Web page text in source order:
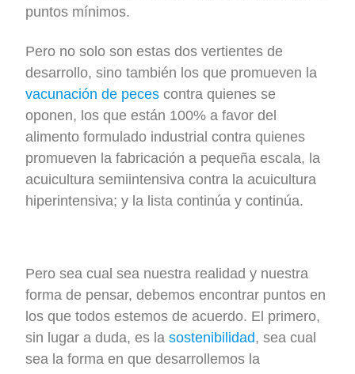
puntos mínimos.
Pero no solo son estas dos vertientes de
desarrollo, sino también los que promueven la
vacunación de peces contra quienes se
oponen, los que están 100% a favor del
alimento formulado industrial contra quienes
promueven la fabricación a pequeña escala, la
acuicultura semiintensiva contra la acuicultura
hiperintensiva; y la lista continúa y continúa.
Pero sea cual sea nuestra realidad y nuestra
forma de pensar, debemos encontrar puntos en
los que todos estemos de acuerdo. El primero,
sin lugar a duda, es lasostenibilidad, sea cual
sea la forma en que desarrollemos la